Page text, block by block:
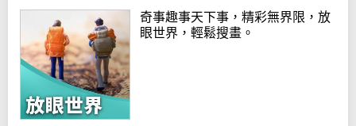
奇事趣事天下事，精彩無界限，放
眼世界，輕鬆搜畫。